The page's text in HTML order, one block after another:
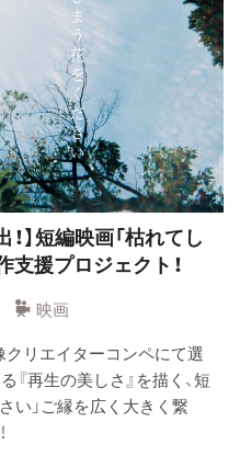
】短編映画「枯れてし
支援プロジェクト！
映画
リエイターコンペにて選
『再生の美しさ』を描く、短
い」ご縁を広く大きく繋